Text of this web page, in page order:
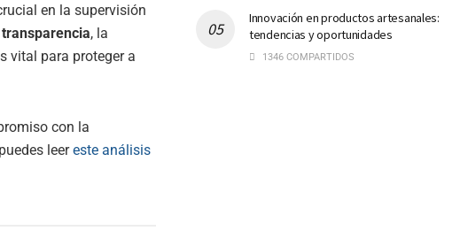
en la supervisión
transparencia, la
vital para proteger a
con la
leereste análisis
Innovación en productos artesanales:
tendencias y oportunidades
1346 COMPARTIDOS